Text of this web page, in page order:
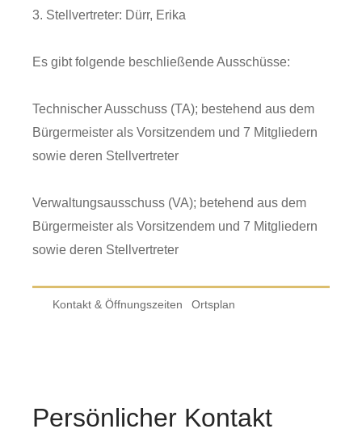
Persönlicher Kontakt
3. Stellvertreter: Dürr, Erika
Es gibt folgende beschließende Ausschüsse:
Technischer Ausschuss (TA); bestehend aus dem
Bürgermeister als Vorsitzendem und 7 Mitgliedern
sowie deren Stellvertreter
Verwaltungsausschuss (VA); betehend aus dem
Bürgermeister als Vorsitzendem und 7 Mitgliedern
sowie deren Stellvertreter
Kontakt & Öffnungszeiten Ortsplan